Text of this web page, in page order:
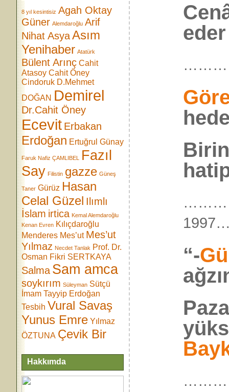
8 yıl kesintisiz Agah Oktay
Güner Alemdaroğlu Arif
Nihat AsyaAsım
Yenihaber Atatürk
Bülent Arınç Cahit
Atasoy Cahit Öney
Cindoruk D.Mehmet
DOĞAN Demirel
Dr.Cahit Öney
Ecevit Erbakan
Erdoğan Ertuğrul Günay
Faruk Nafiz ÇAMLIBEL
Fazıl
Say Filistin gazze Güneş
Taner Gürüz Hasan
Celal Güzel Ilımlı
İslam irtica Kemal Alemdaroğlu
Kenan Evren Kılıçdaroğlu
Menderes Mes’ut Mes’ut
Yılmaz Necdet Tanlak Prof. Dr.
Osman Fikri SERTKAYA
Salma Sam amca
soykırım Süleyman Sütçü
İmam Tayyip Erdoğan
Tesbih Vural Savaş
Yunus Emre Yılmaz
ÖZTUNA Çevik Bir
Hakkımda
“-